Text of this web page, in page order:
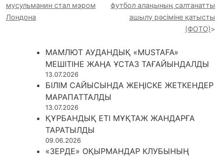
мусульманин стал мэром
Лондона
футбол алаңының салтанатты
ашылу рәсіміне қатысты
(ФОТО)
МАМЛЮТ АУДАНДЫҚ «MUSTAFA»
МЕШІТІНЕ ЖАҢА ҰСТАЗ ТАҒАЙЫНДАЛДЫ
13.07.2026
БІЛІМ САЙЫСЫНДА ЖЕҢІСКЕ ЖЕТКЕНДЕР
МАРАПАТТАЛДЫ
13.07.2026
ҚҰРБАНДЫҚ ЕТІ МҰҚТАЖ ЖАНДАРҒА
ТАРАТЫЛДЫ
09.06.2026
«ЗЕРДЕ» ОҚЫРМАНДАР КЛУБЫНЫҢ